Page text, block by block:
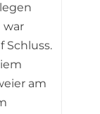
war
Schluss.
am